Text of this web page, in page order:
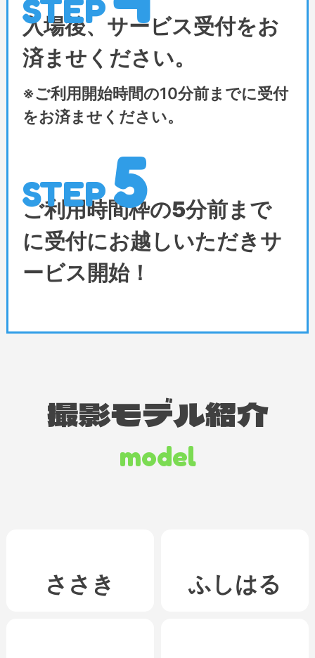
STEP
入場後、サービス受付をお
済ませください。
※ご利用開始時間の10分前までに受付
をお済ませください。
STEP5
ご利用時間枠の5分前まで
に受付にお越しいただきサ
ービス開始！
撮影モデル紹介
model
ささき ふしはる